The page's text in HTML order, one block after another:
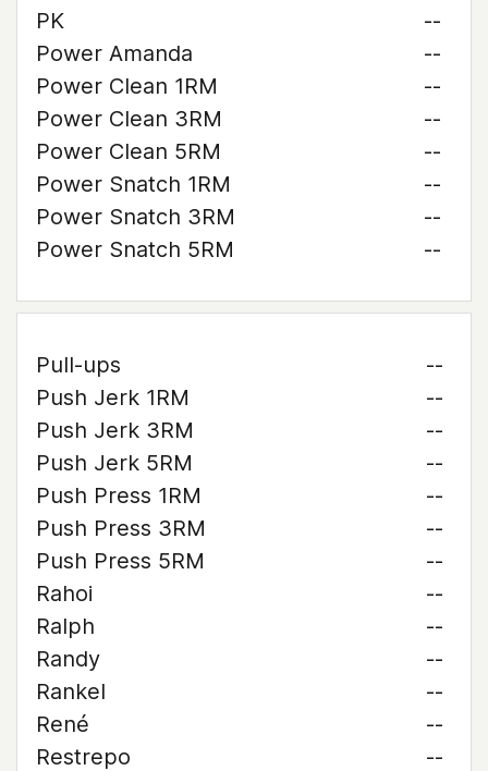
PK
--
Power Amanda
--
Power Clean 1RM
--
Power Clean 3RM
--
Power Clean 5RM
--
Power Snatch 1RM
--
Power Snatch 3RM
--
Power Snatch 5RM
--
Pull-ups
--
Push Jerk 1RM
--
Push Jerk 3RM
--
Push Jerk 5RM
--
Push Press 1RM
--
Push Press 3RM
--
Push Press 5RM
--
Rahoi
--
Ralph
--
Randy
--
Rankel
--
René
--
Restrepo
--